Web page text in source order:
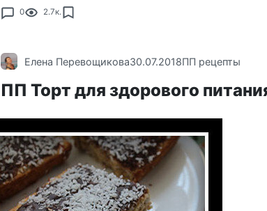
0 2.7к.
Елена Перевощикова30.07.2018ПП рецепты
ПП Торт для здорового